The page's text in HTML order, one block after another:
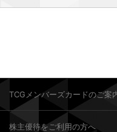
TCGメンバーズカードのご案
株主優待をご利用の方へ